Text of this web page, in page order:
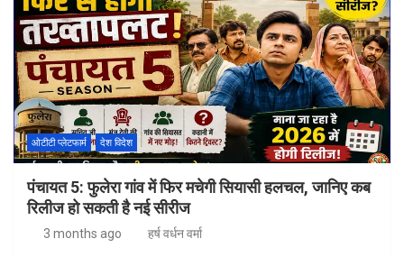
ओटीटी प्लेटफार्म देश विदेश
पंचायत 5: फुलेरा गांव में फिर मचेगी सियासी हलचल, जानिए कब
रिलीज हो सकती है नई सीरीज
3 months ago हर्ष वर्धन वर्मा